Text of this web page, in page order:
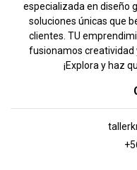
especializada en diseño
soluciones únicas que
clientes. TU
fusionamos creatividad
¡Explora y haz